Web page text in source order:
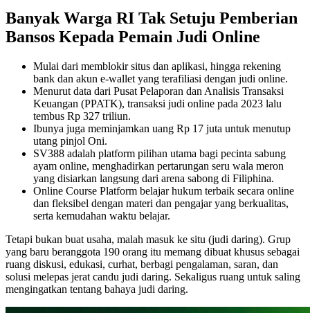
Banyak Warga RI Tak Setuju Pemberian
Bansos Kepada Pemain Judi Online
Mulai dari memblokir situs dan aplikasi, hingga rekening
bank dan akun e-wallet yang terafiliasi dengan judi online.
Menurut data dari Pusat Pelaporan dan Analisis Transaksi
Keuangan (PPATK), transaksi judi online pada 2023 lalu
tembus Rp 327 triliun.
Ibunya juga meminjamkan uang Rp 17 juta untuk menutup
utang pinjol Oni.
SV388 adalah platform pilihan utama bagi pecinta sabung
ayam online, menghadirkan pertarungan seru wala meron
yang disiarkan langsung dari arena sabong di Filiphina.
Online Course Platform belajar hukum terbaik secara online
dan fleksibel dengan materi dan pengajar yang berkualitas,
serta kemudahan waktu belajar.
Tetapi bukan buat usaha, malah masuk ke situ (judi daring). Grup
yang baru beranggota 190 orang itu memang dibuat khusus sebagai
ruang diskusi, edukasi, curhat, berbagi pengalaman, saran, dan
solusi melepas jerat candu judi daring. Sekaligus ruang untuk saling
mengingatkan tentang bahaya judi daring.